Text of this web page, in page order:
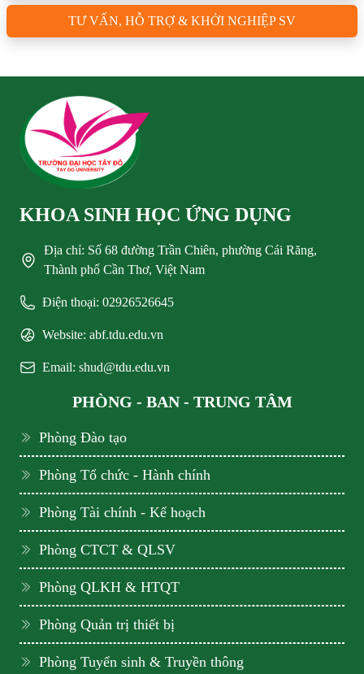
TƯ VẤN, HỖ TRỢ & KHỞI NGHIỆP SV
KHOA SINH HỌC ỨNG DỤNG
Địa chỉ: Số 68 đường Trần Chiên, phường Cái Răng,
Thành phố Cần Thơ, Việt Nam
Điện thoại: 02926526645
Website: abf.tdu.edu.vn
Email: shud@tdu.edu.vn
PHÒNG - BAN - TRUNG TÂM
Phòng Đào tạo
Phòng Tổ chức - Hành chính
Phòng Tài chính - Kế hoạch
Phòng CTCT & QLSV
Phòng QLKH & HTQT
Phòng Quản trị thiết bị
Phòng Tuyển sinh & Truyền thông